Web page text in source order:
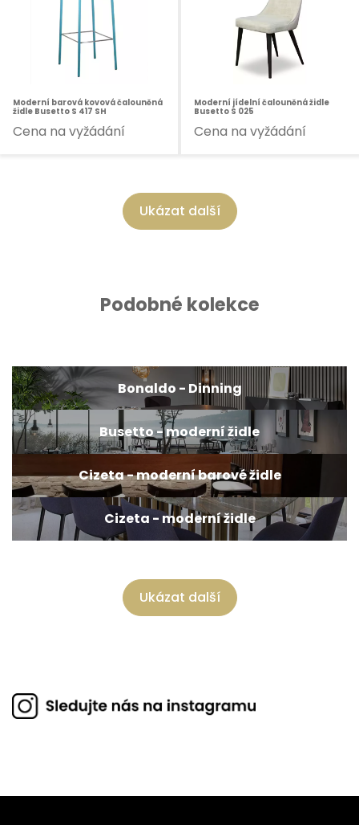
Moderní barová kovová čalouněná
židle Busetto S 417 SH
Cena na vyžádání
Moderní jídelní čalouněná židle
Busetto S 025
Cena na vyžádání
Ukázat další
Podobné kolekce
Bonaldo - Dinning
Busetto - moderní židle
Cizeta - moderní barové židle
Cizeta - moderní židle
Ukázat další